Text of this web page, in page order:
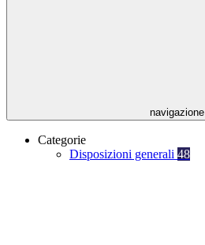
navigazione
Categorie
Disposizioni generali 48